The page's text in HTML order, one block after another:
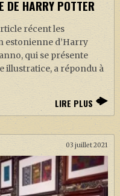
DE HARRY POTTER
récent les
estonienne d’Harry
qui se présente
illustratice, a répondu à
LIRE PLUS
03 juillet 2021